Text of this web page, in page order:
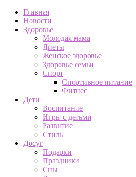
Главная
Новости
Здоровье
Молодая мама
Диеты
Женское здоровье
Здоровье семьи
Спорт
Спортивное питание
Фитнес
Дети
Воспитание
Игры с детьми
Развитие
Стиль
Досуг
Подарки
Праздники
Сны